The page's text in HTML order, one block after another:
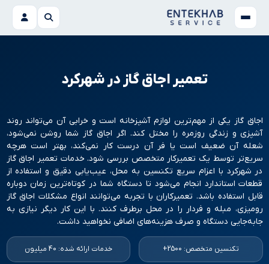
تعمیر اجاق گاز در شهرکرد
اجاق گاز یکی از مهم‌ترین لوازم آشپزخانه است و خرابی آن می‌تواند روند
آشپزی و زندگی روزمره را مختل کند. اگر اجاق گاز شما روشن نمی‌شود،
شعله آن ضعیف است یا فر آن درست کار نمی‌کند، بهتر است هرچه
سریع‌تر توسط یک تعمیرکار متخصص بررسی شود. خدمات تعمیر اجاق گاز
در شهرکرد با اعزام سریع تکنسین به محل، عیب‌یابی دقیق و استفاده از
قطعات استاندارد انجام می‌شود تا دستگاه شما در کوتاه‌ترین زمان دوباره
قابل استفاده باشد. تعمیرکاران با تجربه می‌توانند انواع مشکلات اجاق گاز
رومیزی، مبله و فردار را در محل برطرف کنند. با این کار دیگر نیازی به
جابه‌جایی دستگاه و صرف هزینه‌های اضافی نخواهید داشت.
تکنسین متخصص: 2500+ خدمات ارائه شده: 40 میلیون